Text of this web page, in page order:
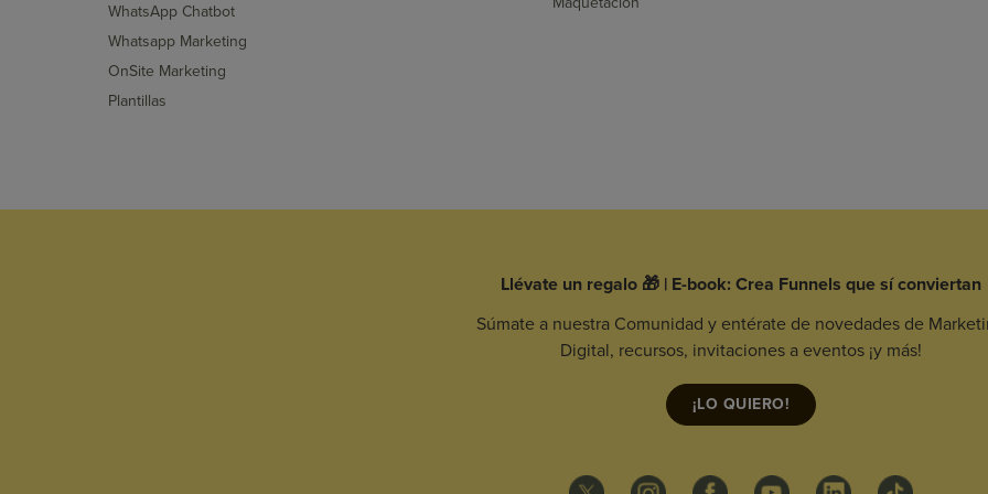
WhatsApp Chatbot
Whatsapp Marketing
OnSite Marketing
Plantillas
Llévate un regalo 🎁 | E-book: Crea Funnels que sí conviertan
Súmate a nuestra Comunidad y entérate de novedades de
Digital, recursos, invitaciones a eventos ¡y más!
¡LO QUIERO!